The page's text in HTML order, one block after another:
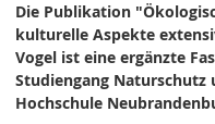
Die Publikation
kulturelle Aspekte
Vogel ist eine ergänzte
Studiengang Naturschutz
Hochschule